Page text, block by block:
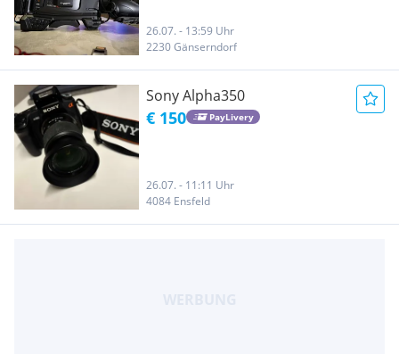
26.07. - 13:59 Uhr
2230 Gänserndorf
Sony Alpha350
€ 150 PayLivery
26.07. - 11:11 Uhr
4084 Ensfeld